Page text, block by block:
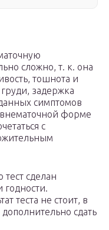
сложно, т. к. она
тошнота и
задержка
симптомов
внематочной форме
с
тест сделан
теста не стоит, в
сдать